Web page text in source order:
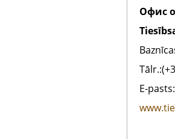
Офис
E-